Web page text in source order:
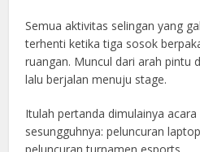
Semua aktivitas selingan yang
terhenti ketika tiga sosok
ruangan. Muncul dari arah pintu
lalu berjalan menuju stage.
Itulah pertanda dimulainya
sesungguhnya: peluncuran